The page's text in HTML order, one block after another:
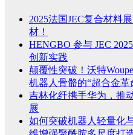
2025法国JEC复合材料
材！
HENGBO 参与 JEC
创新实践
颠覆性突破！沃特
机器人骨骼的“超合金革
吉林化纤携手华为，推
展
如何突破机器人轻量化